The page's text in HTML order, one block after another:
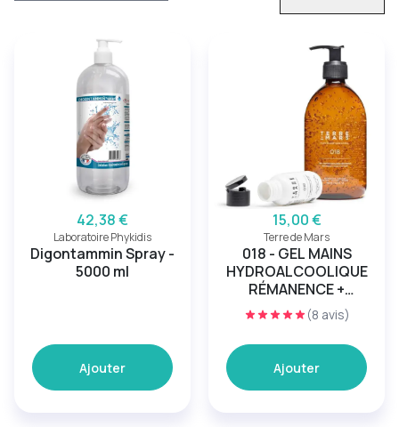
42,38 €
Laboratoire Phykidis
Digontammin Spray -
5000 ml
Ajouter
15,00 €
Terre de Mars
018 - GEL MAINS
HYDROALCOOLIQUE
RÉMANENCE +
FLACON DE POCHE
VIDE
(8 avis)
Ajouter